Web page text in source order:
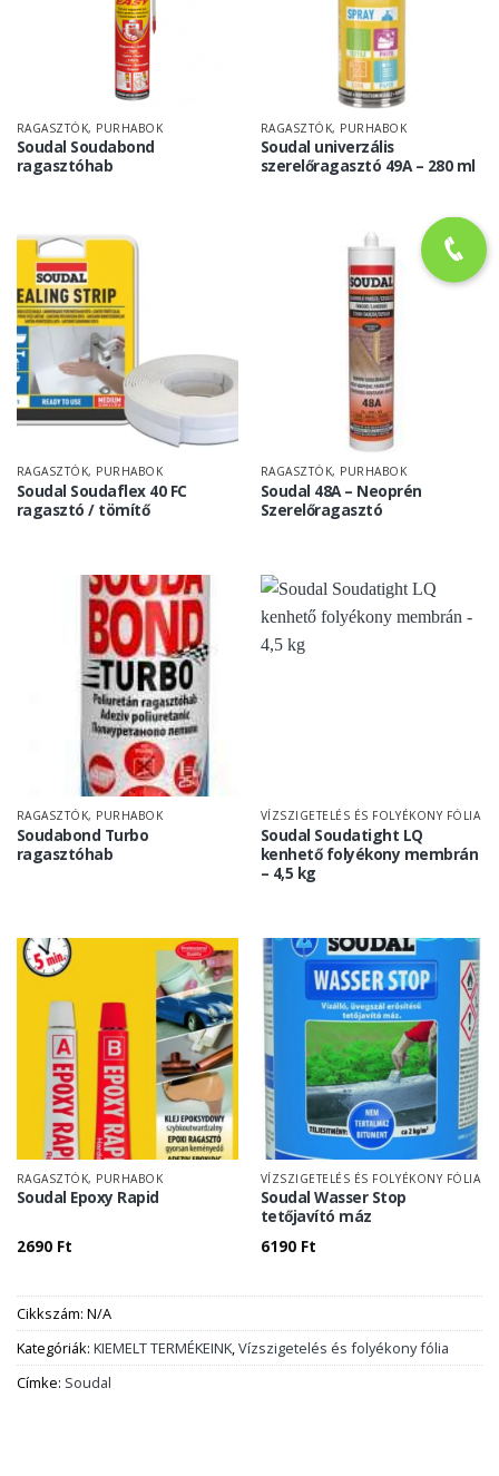
RAGASZTÓK, PURHABOK
Soudal Soudabond
ragasztóhab
RAGASZTÓK, PURHABOK
Soudal univerzális
szerelőragasztó 49A – 280 ml
RAGASZTÓK, PURHABOK
Soudal Soudaflex 40 FC
ragasztó / tömítő
RAGASZTÓK, PURHABOK
Soudal 48A – Neoprén
Szerelőragasztó
RAGASZTÓK, PURHABOK
Soudabond Turbo
ragasztóhab
VÍZSZIGETELÉS ÉS FOLYÉKONY FÓLIA
Soudal Soudatight LQ
kenhető folyékony membrán
– 4,5 kg
RAGASZTÓK, PURHABOK
Soudal Epoxy Rapid
2690 Ft
VÍZSZIGETELÉS ÉS FOLYÉKONY FÓLIA
Soudal Wasser Stop
tetőjavító máz
6190 Ft
Cikkszám: N/A
Kategóriák: KIEMELT TERMÉKEINK,Vízszigetelés és folyékony fólia
Címke: Soudal